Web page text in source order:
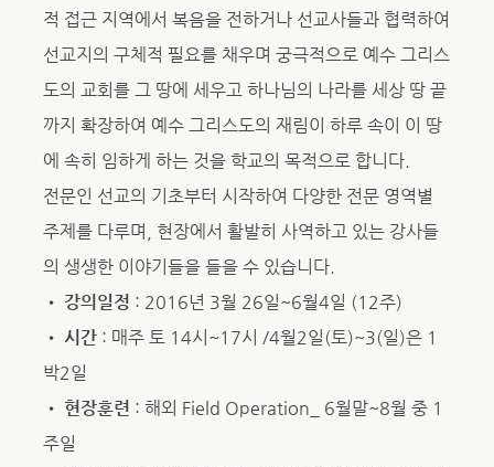
적 접근 지역에서 복음을 전하거나 선교사들과 협력하여
선교지의 구체적 필요를 채우며 궁극적으로 예수 그리스
도의 교회를 그 땅에 세우고 하나님의 나라를 세상 땅 끝
까지 확장하여 예수 그리스도의 재림이 하루 속이 이 땅
에 속히 임하게 하는 것을 학교의 목적으로 합니다.
전문인 선교의 기초부터 시작하여 다양한 전문 영역별
주제를 다루며, 현장에서 활발히 사역하고 있는 강사들
의 생생한 이야기들을 들을 수 있습니다.
• 강의일정 : 2016년 3월 26일~6월4일 (12주)
• 시간: 매주 토 14시~17시 /4월2일(토)~3(일)은 1
박2일
• 현장훈련 : 해외 Field Operation_ 6월말~8월 중 1
주일